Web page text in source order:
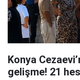
Konya
gelişme! 21